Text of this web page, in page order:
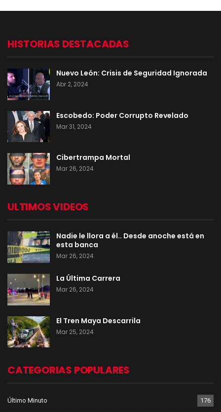
HISTORIAS DESTACADAS
Nuevo León: Crisis de Seguridad Ignorada
Abr 2, 2024
Escobedo: Poder Corrupto Revelado
Mar 31, 2024
Cibertrampa Mortal
Mar 26, 2024
ULTIMOS VIDEOS
Nadie le llora a él.. Desde anoche está en
esta banca
Mar 26, 2024
La Última Carrera
Mar 26, 2024
El Tren Maya Descarrila
Mar 25, 2024
CATEGORIAS POPULARES
Último Minuto 176